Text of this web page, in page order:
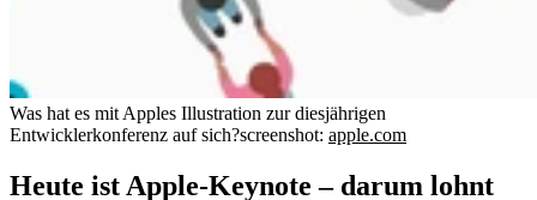
Was hat es mit Apples Illustration zur diesjährigen
Entwicklerkonferenz auf sich?screenshot: apple.com
Heute ist Apple-Keynote – darum lohnt